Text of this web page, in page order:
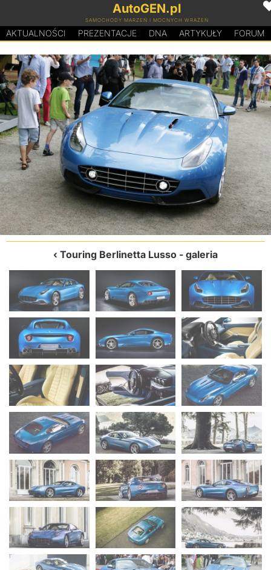
AutoGEN.pl
SAMOCHODY MARZEŃ I MOCNYCH WRAŻEŃ
AKTUALNOŚCI PREZENTACJE DNA ARTYKUŁY FORUM
Touring Berlinetta Lusso - galeria